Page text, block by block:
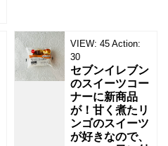
VIEW: 45 Action:
30
セブンイレブン
のスイーツコー
ナーに新商品
が！甘く煮たリ
ンゴのスイーツ
が好きなので、